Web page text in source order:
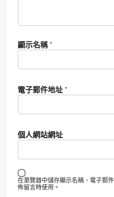
顯示名稱 *
電子郵件地址 *
個人網站網址
在瀏覽器中儲存顯示名稱、電子郵
佈留言時使用。